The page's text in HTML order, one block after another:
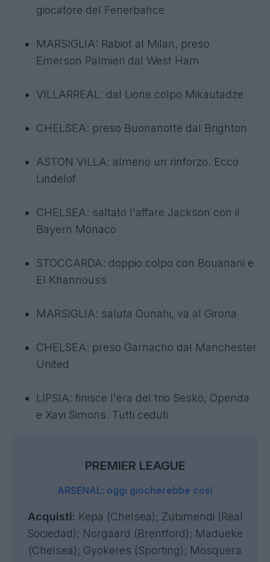
giocatore del Fenerbahce
MARSIGLIA: Rabiot al Milan, preso
Emerson Palmieri dal West Ham
VILLARREAL: dal Lione colpo Mikautadze
CHELSEA: preso Buonanotte dal Brighton
ASTON VILLA: almeno un rinforzo. Ecco
Lindelof
CHELSEA: saltato l'affare Jackson con il
Bayern Monaco
STOCCARDA: doppio colpo con Bouanani e
El Khannouss
MARSIGLIA: saluta Ounahi, va al Girona
CHELSEA: preso Garnacho dal Manchester
United
LIPSIA: finisce l'era del trio Sesko, Openda
e Xavi Simons. Tutti ceduti
PREMIER LEAGUE
ARSENAL: oggi giocherebbe così
Acquisti: Kepa (Chelsea); Zubimendi (Real
Sociedad); Norgaard (Brentford); Madueke
(Chelsea); Gyokeres (Sporting); Mosquera